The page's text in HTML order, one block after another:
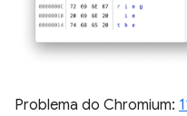
Problema do Chromium: